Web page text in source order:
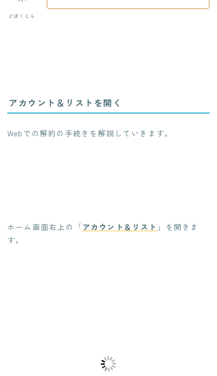
どぼくじら
アカウント＆リストを開く
Webでの解約の手続きを解説していきます。
ホーム画面右上の「アカウント＆リスト 」を開きま
す。